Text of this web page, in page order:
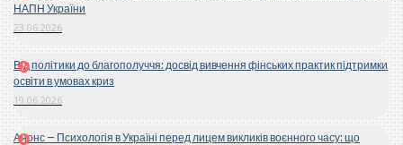
НАПН України
23.06.2026
Від політики до благополуччя: досвід вивчення фінських практик підтримки
освіти в умовах криз
19.06.2026
Анонс – Психологія в Україні перед лицем викликів воєнного часу: що